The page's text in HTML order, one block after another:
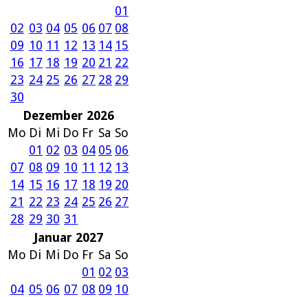
01
02 03 04 05 06 07 08
09 10 11 12 13 14 15
16 17 18 19 20 21 22
23 24 25 26 27 28 29
30
Dezember 2026
Mo Di Mi Do Fr Sa So
01 02 03 04 05 06
07 08 09 10 11 12 13
14 15 16 17 18 19 20
21 22 23 24 25 26 27
28 29 30 31
Januar 2027
Mo Di Mi Do Fr Sa So
01 02 03
04 05 06 07 08 09 10